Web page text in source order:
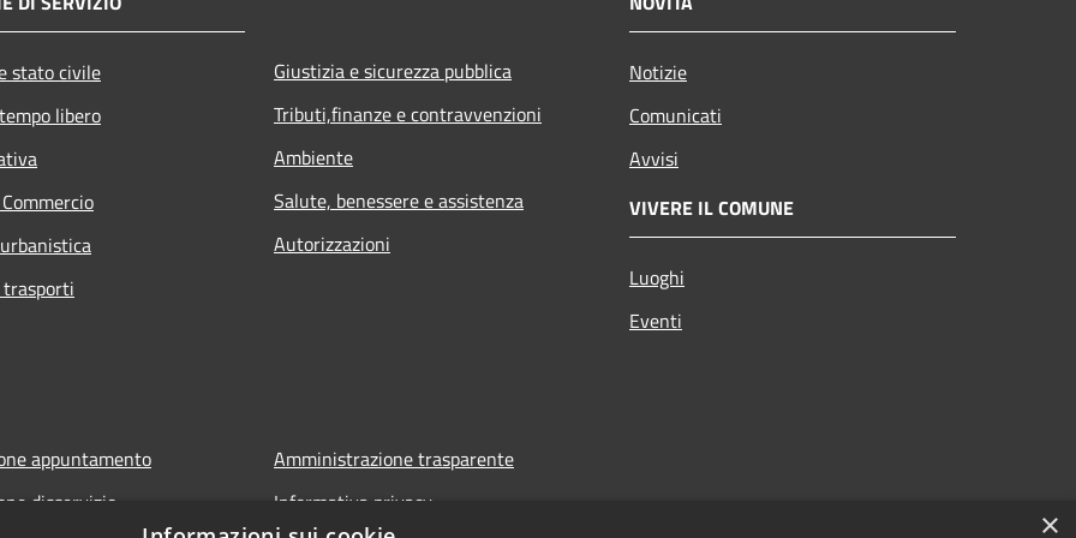
stato civile
libero
Giustizia e sicurezza pubblica
Tributi,finanze e contravvenzioni
Ambiente
Salute, benessere e assistenza
Autorizzazioni
Notizie
Comunicati
Avvisi
VIVERE IL COMUNE
Luoghi
Eventi
appuntamento
disservizio
Amministrazione trasparente
Informativa privacy
×